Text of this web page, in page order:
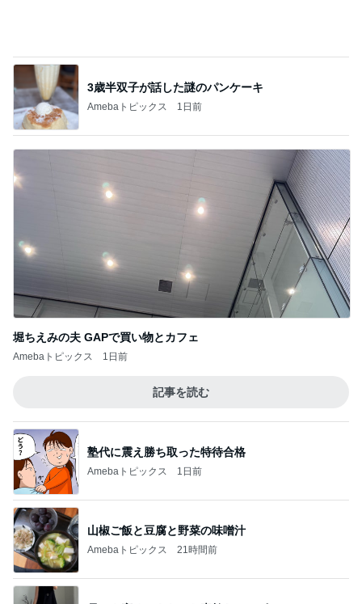
堀ちえみの夫 GAPで買い物とカフェ
1日前
記事を読む
塾代に震え勝ち取った特待合格
Amebaトピックス
Amebaトピックス 21時間前
母にも褒めてもらった素敵なワンピ
Amebaトピックス 14時間前
暑くて作る気力がない日の晩ご飯
Amebaトピックス 1日前